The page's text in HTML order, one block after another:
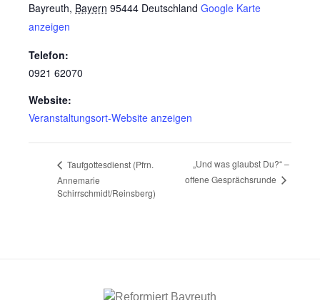
Bayreuth, Bayern 95444 Deutschland Google Karte
anzeigen
Telefon:
0921 62070
Website:
Veranstaltungsort-Website anzeigen
Taufgottesdienst (Pfrn.
Annemarie
Schirrschmidt/Reinsberg)
„Und was glaubst Du?“ –
offene Gesprächsrunde